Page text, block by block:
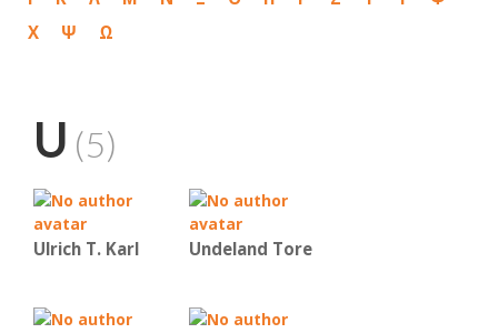
Χ
Ψ Ω
U (5)
Ulrich T. Karl Undeland Tore